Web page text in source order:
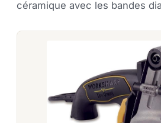
céramique avec les bandes